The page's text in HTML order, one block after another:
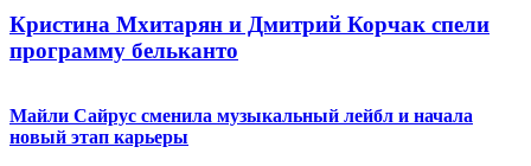
Кристина Мхитарян и Дмитрий Корчак спели
программу бельканто
Майли Сайрус сменила музыкальный лейбл и начала
новый этап карьеры